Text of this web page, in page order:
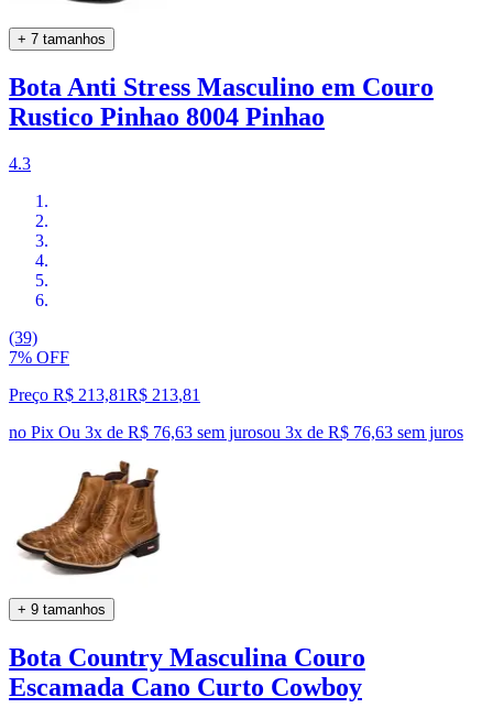
+ 7 tamanhos
Bota Anti Stress Masculino em Couro
Rustico Pinhao 8004 Pinhao
4.3
(39)
7% OFF
Preço R$ 213,81R$ 213,81
no Pix Ou 3x de R$ 76,63 sem jurosou 3x de R$ 76,63 sem juros
+ 9 tamanhos
Bota Country Masculina Couro
Escamada Cano Curto Cowboy